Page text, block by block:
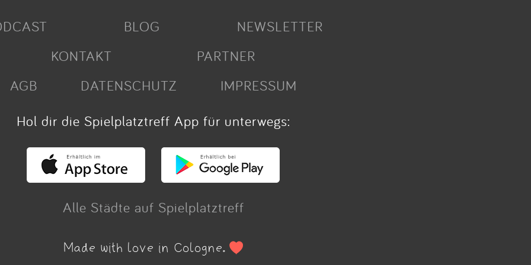
BLOG
NEWSLETTER
KONTAKT
PARTNER
AGB
DATENSCHUTZ
IMPRESSUM
Hol dir die Spielplatztreff App für unterwegs:
Alle Städte auf Spielplatztreff
Made with love in Cologne.